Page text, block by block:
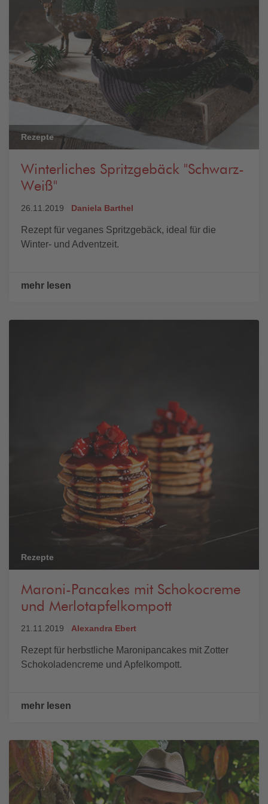
Rezepte
Winterliches Spritzgebäck "Schwarz-
Weiß"
26.11.2019 Daniela Barthel
Rezept für veganes Spritzgebäck, ideal für die
Winter- und Adventzeit.
mehr lesen
Rezepte
Maroni-Pancakes mit Schokocreme
und Merlotapfelkompott
21.11.2019 Alexandra Ebert
Rezept für herbstliche Maronipancakes mit Zotter
Schokoladencreme und Apfelkompott.
mehr lesen